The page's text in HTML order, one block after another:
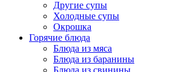
Другие супы
Холодные супы
Окрошка
Горячие блюда
Блюда из мяса
Блюда из баранины
Блюда из свинины